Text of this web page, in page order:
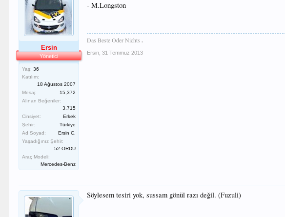
Ersin
Yönetici
Yaş: 36
Katılım:
18 Ağustos 2007
Mesaj:
15,372
Alınan Beğeniler:
3,715
Cinsiyet:
Erkek
Şehir:
Türkiye
Ad Soyad:
Ersin C.
Yaşadığınız Şehir:
52-ORDU
Araç Modeli:
Mercedes-Benz
- M.Longston
Das Beste Oder Nichts .
Ersin 31 Temmuz 2013
Söylesem tesiri yok, sussam gönül razı değil. (Fuzuli)